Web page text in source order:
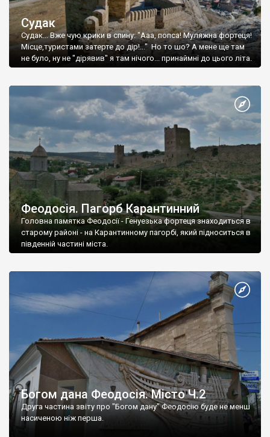
Судак
Судак... Вже чую крики в спину: "Ааа, попса! Муляжна фортеця!
Місце,туристами затерте до дір!..." Но то шо? А мене ще там
не було, ну не "дірявив" я там нічого... принаймні до цього літа.
Феодосія. Пагорб Карантинний
Головна памятка Феодосії - Генуезька фортеця знаходиться в
старому районі - на Карантинному пагорбі, який підноситься в
південній частині міста.
Богом дана Феодосія. Місто Ч.2
Друга частина звіту про "Богом дану" Феодосію буде не менш
насиченою ніж перша.